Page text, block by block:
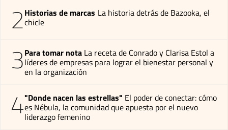
2Historias de marcas La historia detrás de Bazooka, el
chicle
3Para tomar nota La receta de Conrado y Clarisa Estol a
líderes de empresas para lograr el bienestar personal y
en la organización
4"Donde nacen las estrellas" El poder de conectar: cómo
es Nébula, la comunidad que apuesta por el nuevo
liderazgo femenino